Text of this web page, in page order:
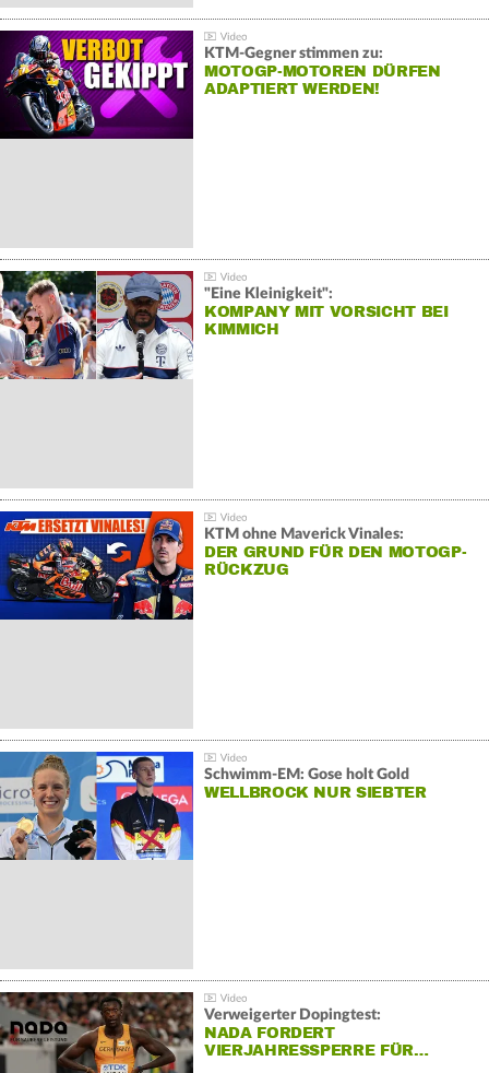
KTM-Gegner stimmen zu:
MOTOGP-MOTOREN DÜRFEN
ADAPTIERT WERDEN!
"Eine Kleinigkeit":
KOMPANY MIT VORSICHT BEI
KIMMICH
KTM ohne Maverick Vinales:
DER GRUND FÜR DEN MOTOGP-
RÜCKZUG
Schwimm-EM: Gose holt Gold
WELLBROCK NUR SIEBTER
Verweigerter Dopingtest:
NADA FORDERT
VIERJAHRESSPERRE FÜR…